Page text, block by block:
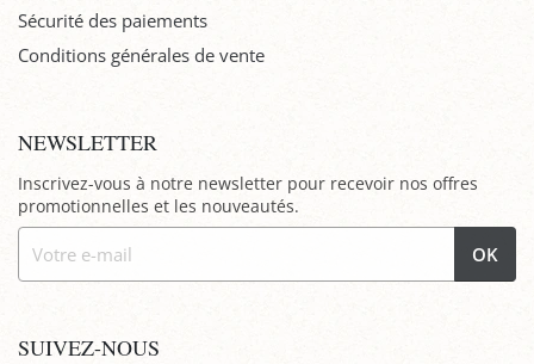
Sécurité des paiements
Conditions générales de vente
NEWSLETTER
Inscrivez-vous à notre newsletter pour recevoir nos offres
promotionnelles et les nouveautés.
OK
SUIVEZ-NOUS